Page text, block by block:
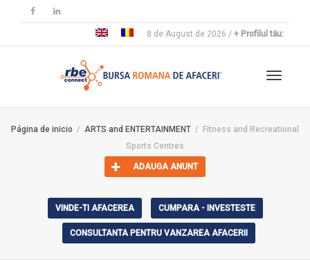
8 de August de 2026 / + Profilul tău:
Página de inicio ARTS and ENTERTAINMENT
Fitness and Recreational
Sports Centres
ADAUGA ANUNT
VINDE-TI AFACEREA CUMPARA - INVESTESTE
CONSULTANTA PENTRU VANZAREA AFACERII